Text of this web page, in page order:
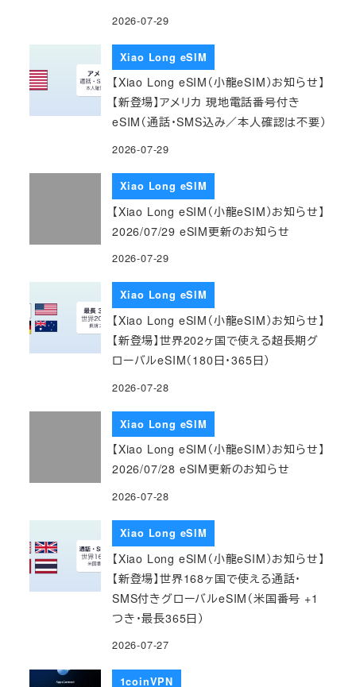
2026-07-29
Xiao Long eSIM
【Xiao Long eSIM（小龍eSIM）お知らせ】
【新登場】アメリカ 現地電話番号付き
eSIM（通話・SMS込み／本人確認は不要）
2026-07-29
Xiao Long eSIM
【Xiao Long eSIM（小龍eSIM）お知らせ】
2026/07/29 eSIM更新のお知らせ
2026-07-29
Xiao Long eSIM
【Xiao Long eSIM（小龍eSIM）お知らせ】
【新登場】世界202ヶ国で使える超長期グ
ローバルeSIM（180日・365日）
2026-07-28
Xiao Long eSIM
【Xiao Long eSIM（小龍eSIM）お知らせ】
2026/07/28 eSIM更新のお知らせ
2026-07-28
Xiao Long eSIM
【Xiao Long eSIM（小龍eSIM）お知らせ】
【新登場】世界168ヶ国で使える通話・
SMS付きグローバルeSIM（米国番号 +1
つき・最長365日）
2026-07-27
1coinVPN